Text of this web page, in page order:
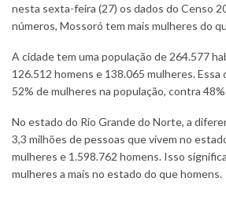
nesta sexta-feira (27) os dados do Censo
números, Mossoró tem mais mulheres do
A cidade tem uma população de 264.577
126.512 homens e 138.065 mulheres.
52% de mulheres na população, contra
No estado do Rio Grande do Norte, a
3,3 milhões de pessoas que vivem no
mulheres e 1.598.762 homens. Isso
mulheres a mais no estado do que homens.